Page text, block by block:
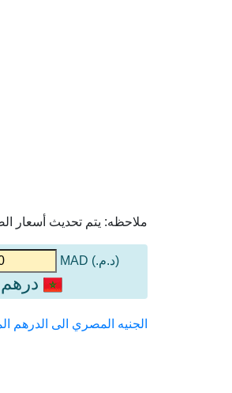
ملاحظه: يتم تحديث أسعار
(د.م.) MAD
الجنيه المصري الى الدرهم